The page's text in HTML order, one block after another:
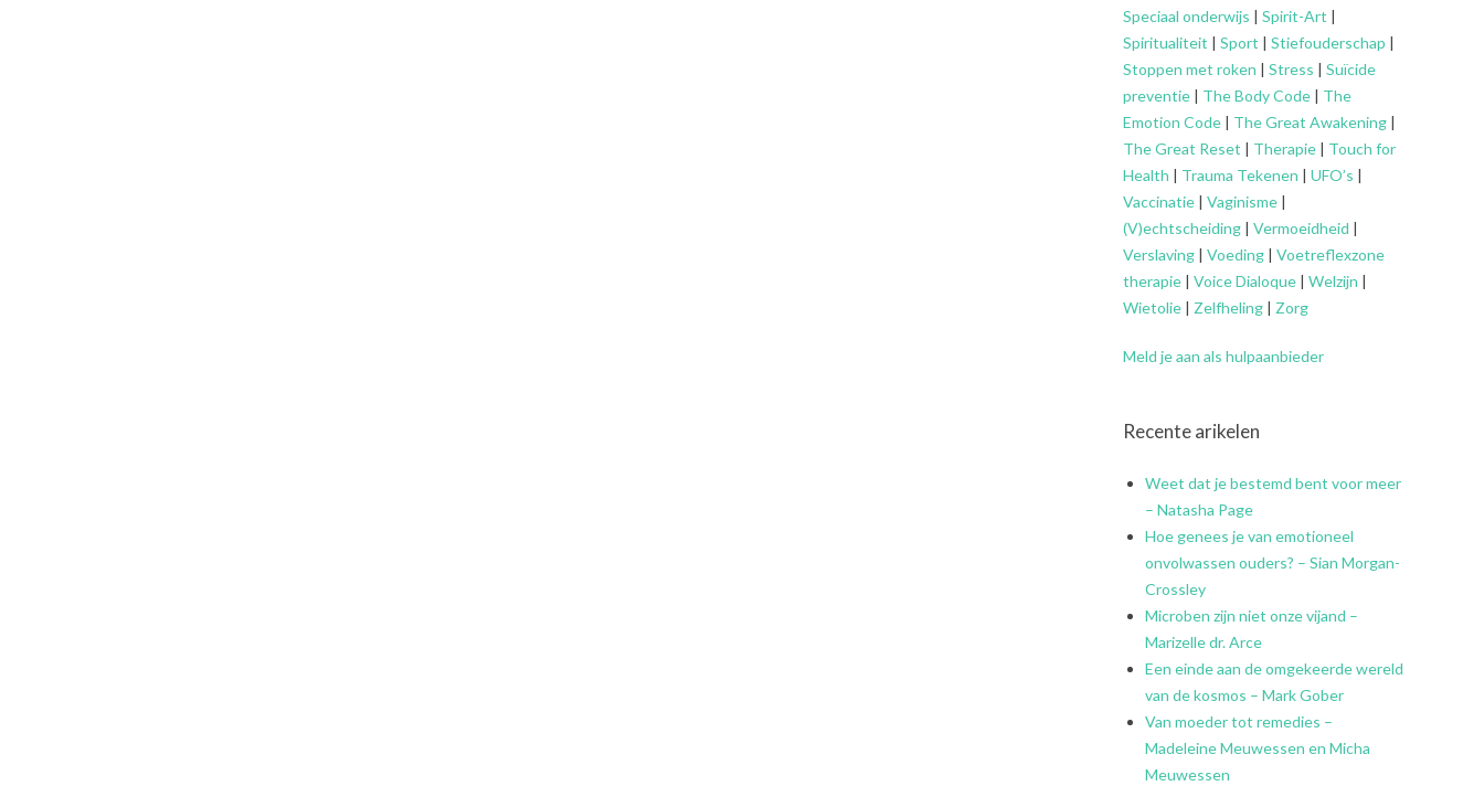
Speciaal onderwijs | Spirit-Art |
Spiritualiteit | Sport | Stiefouderschap |
Stoppen met roken | Stress | Suïcide
preventie | The Body Code | The
Emotion Code | The Great Awakening |
The Great Reset | Therapie | Touch for
Health | Trauma Tekenen | UFO’s |
Vaccinatie | Vaginisme |
(V)echtscheiding | Vermoeidheid |
Verslaving | Voeding | Voetreflexzone
therapie | Voice Dialoque | Welzijn |
Wietolie | Zelfheling | Zorg
Meld je aan als hulpaanbieder
Recente arikelen
Weet dat je bestemd bent voor meer
– Natasha Page
Hoe genees je van emotioneel
onvolwassen ouders? – Sian Morgan-
Crossley
Microben zijn niet onze vijand –
Marizelle dr. Arce
Een einde aan de omgekeerde wereld
van de kosmos – Mark Gober
Van moeder tot remedies –
Madeleine Meuwessen en Micha
Meuwessen